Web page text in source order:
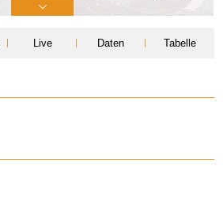
Live Daten Tabelle